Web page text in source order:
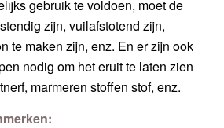
gebruik te voldoen, moet de
zijn, vuilafstotend zijn,
te maken zijn, enz. En er zijn ook
nodig om het eruit te laten zien
marmeren stoffen stof, enz.